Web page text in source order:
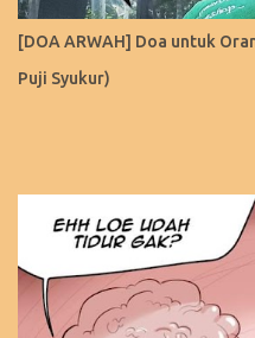
[DOA ARWAH] Doa untuk
Puji Syukur)